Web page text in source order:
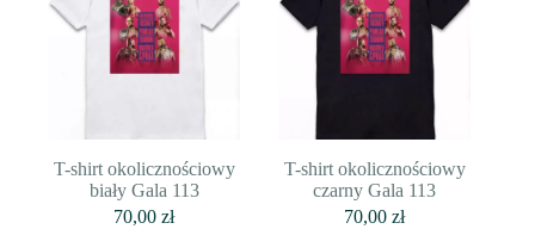
T-shirt okolicznościowy
biały Gala 113
70,00zł
T-shirt okolicznościowy
czarny Gala 113
70,00zł